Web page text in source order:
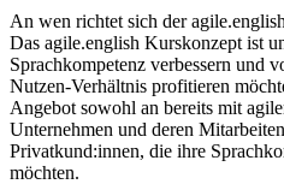
An wen richtet sich der
Das agile.english Kurskonzept ist
Sprachkompetenz verbessern und
Nutzen-Verhältnis profitieren
Angebot sowohl an bereits mit
Unternehmen und deren
Privatkund:innen, die ihre
möchten.